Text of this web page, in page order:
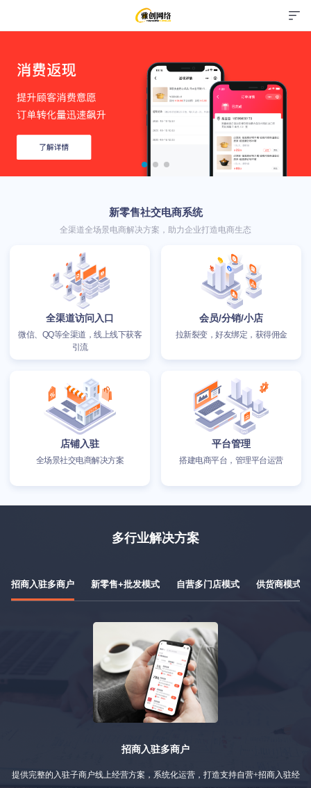
新零售社交电商系统
全渠道全场景电商解决方案，助力企业打造电商生态
全渠道访问入口
微信、QQ等全渠道，线上线下获客
引流
会员/分销/小店
拉新裂变，好友绑定，获得佣金
店铺入驻
全场景社交电商解决方案
平台管理
搭建电商平台，管理平台运营
多行业解决方案
招商入驻多商户 新零售+批发模式 自营多门店模式 供货商模式
招商入驻多商户
提供完整的入驻子商户线上经营方案，系统化运营，打造支持自营+招商入驻经